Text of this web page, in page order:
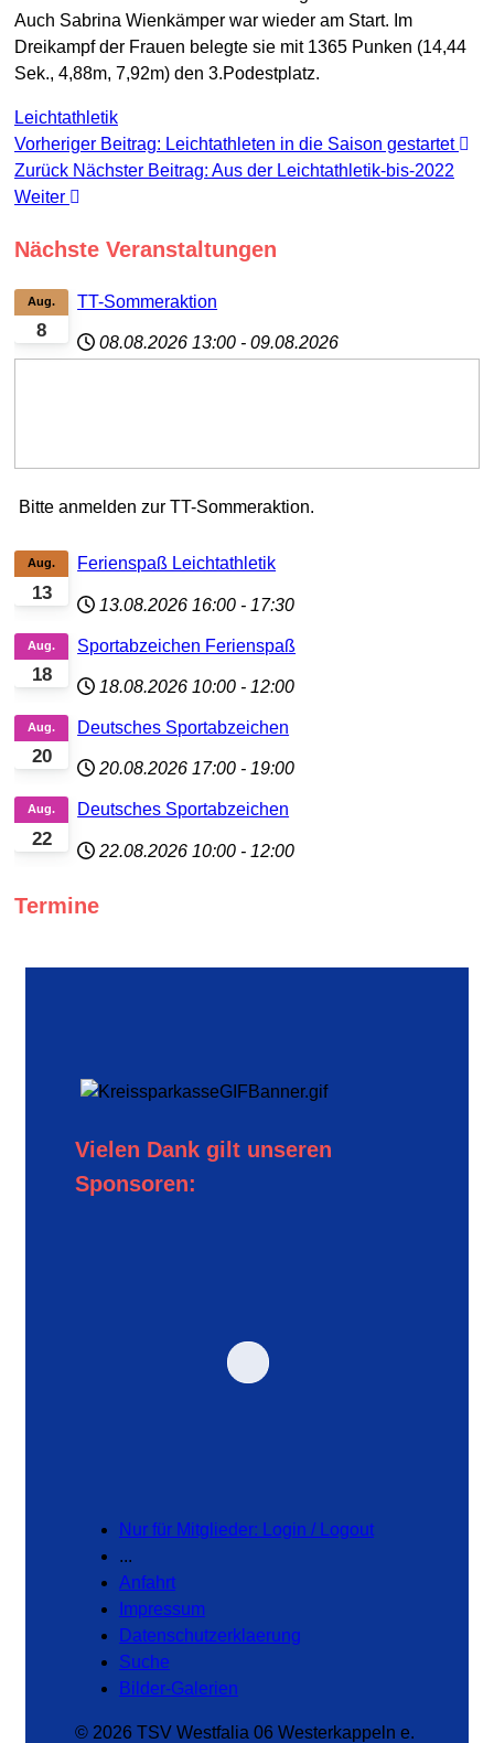
Auch Sabrina Wienkämper war wieder am Start. Im
Dreikampf der Frauen belegte sie mit 1365 Punken (14,44
Sek., 4,88m, 7,92m) den 3.Podestplatz.
Leichtathletik
Vorheriger Beitrag: Leichtathleten in die Saison gestartet
Zurück Nächster Beitrag: Aus der Leichtathletik-bis-2022
Weiter
Nächste Veranstaltungen
8
Aug. TT-Sommeraktion
08.08.2026 13:00 - 09.08.2026
Bitte anmelden zur TT-Sommeraktion.
13
Aug. Ferienspaß Leichtathletik
13.08.2026 16:00 - 17:30
18
Aug. Sportabzeichen Ferienspaß
18.08.2026 10:00 - 12:00
20
Aug. Deutsches Sportabzeichen
20.08.2026 17:00 - 19:00
22
Aug. Deutsches Sportabzeichen
22.08.2026 10:00 - 12:00
Termine
Vielen Dank gilt unseren
Sponsoren:
Nur für Mitglieder: Login / Logout
...
Anfahrt
Impressum
Datenschutzerklaerung
Suche
Bilder-Galerien
© 2026 TSV Westfalia 06 Westerkappeln e.